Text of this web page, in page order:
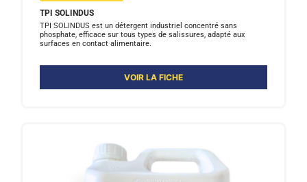
TPI SOLINDUS
TPI SOLINDUS est un détergent industriel concentré sans
phosphate, efficace sur tous types de salissures, adapté aux
surfaces en contact alimentaire.
VOIR LA FICHE